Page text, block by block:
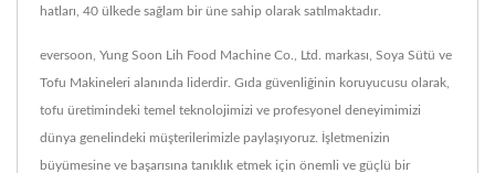
hatları, 40 ülkede sağlam bir üne sahip olarak satılmaktadır.
eversoon, Yung Soon Lih Food Machine Co., Ltd. markası, Soya Sütü ve
Tofu Makineleri alanında liderdir. Gıda güvenliğinin koruyucusu olarak,
tofu üretimindeki temel teknolojimizi ve profesyonel deneyimimizi
dünya genelindeki müşterilerimizle paylaşıyoruz. İşletmenizin
büyümesine ve başarısına tanıklık etmek için önemli ve güçlü bir